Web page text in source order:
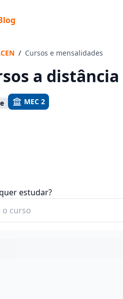
ideal para seus estudos
/ Cursos e mensalidades
a
MEC 2
estudar?